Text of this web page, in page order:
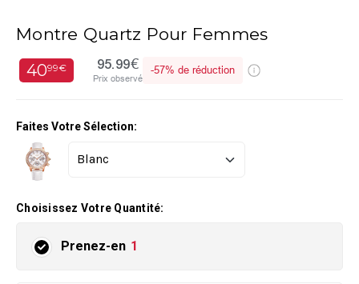
Montre Quartz Pour Femmes
4099€ 95.99€
Prix observé
-57% de réduction
Faites Votre Sélection:
Choisissez Votre Quantité:
Prenez-en 1